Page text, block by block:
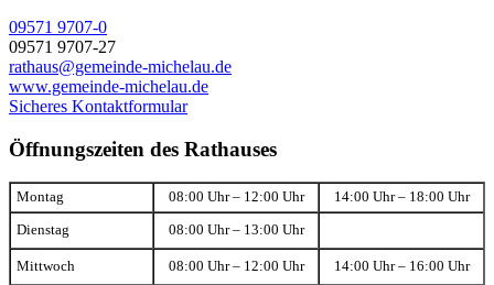
09571 9707-0
09571 9707-27
rathaus@gemeinde-michelau.de
www.gemeinde-michelau.de
Sicheres Kontaktformular
Öffnungszeiten des Rathauses
Montag 08:00 Uhr – 12:00 Uhr 14:00 Uhr – 18:00 Uhr
Dienstag 08:00 Uhr – 13:00 Uhr
Mittwoch 08:00 Uhr – 12:00 Uhr 14:00 Uhr – 16:00 Uhr